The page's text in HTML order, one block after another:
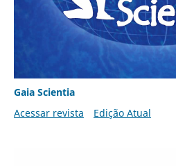
Gaia Scientia
Acessar revista
Edição Atual